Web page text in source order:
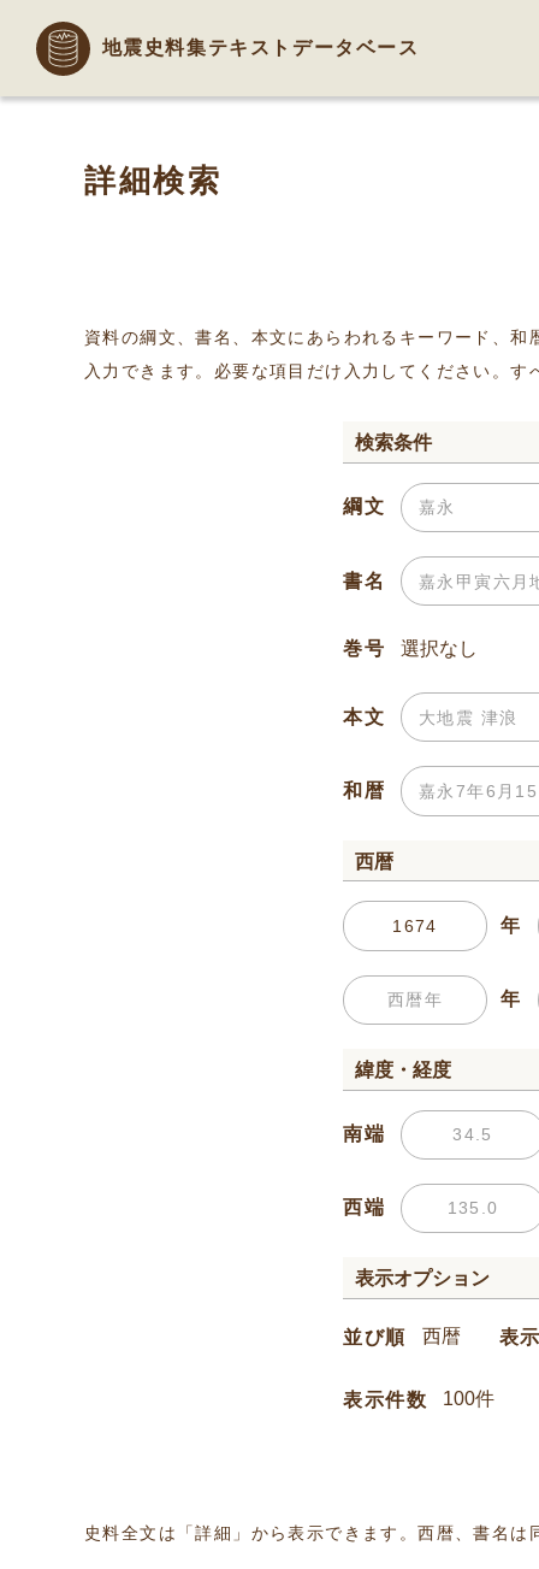
地震史料集テキストデータベース
詳細検索
資料の綱文、書名、本文にあらわれるキーワード、
入力できます。必要な項目だけ入力してください。
検索条件
綱文
書名
巻号
本文
和暦
西暦
年
年
緯度・経度
南端
西端
表示オプション
並び順 表
表示件数
史料全文は「詳細」から表示できます。西暦、書名